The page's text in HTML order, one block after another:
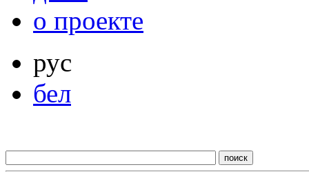
о проекте
рус
бел